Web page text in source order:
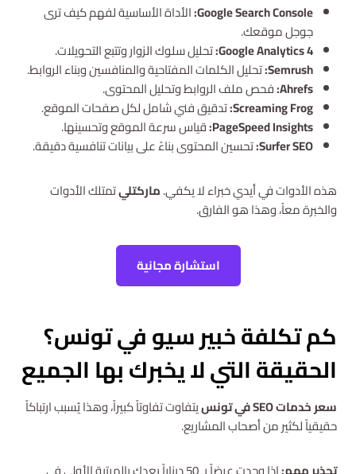
Google Search Console: الأداة الأساسية لفهم كيف ترى
جوجل موقعك.
Google Analytics 4: تحليل سلوك الزوار وتتبع التحويلات.
Semrush: تحليل الكلمات المفتاحية والمنافسين وبناء الروابط.
Ahrefs: فحص ملف الروابط وتحليل المحتوى.
Screaming Frog: تدقيق فني شامل لكل صفحات الموقع.
PageSpeed Insights: قياس سرعة الموقع وتحسينها.
Surfer SEO: تحسين المحتوى بناءً على بيانات تنافسية دقيقة.
هذه الأدوات في أيدي خبراء لا يكفي.ماركتليتمتلك الأدوات
والخبرة معاً، وهذا هو الفارق.
استشارة مجانية
كم تكلفة خبير سيو في تونس؟
الحقيقة التي لا يخبرك بها الجميع
سعر خدمات SEO في تونس
يتفاوت تفاوتاً كبيراً، وهذا يُسبب ارتباكاً
حقيقياً لكثير من أصحاب المشاريع.